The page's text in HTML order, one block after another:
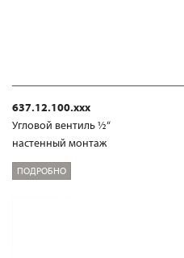
637.12.100.xxx
Угловой вентиль ½“
настенный монтаж
ПОДРОБНО